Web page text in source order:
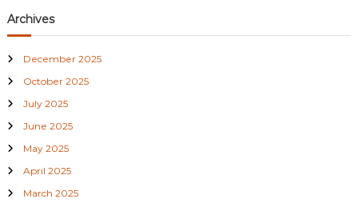
Archives
December 2025
October 2025
July 2025
June 2025
May 2025
April 2025
March 2025